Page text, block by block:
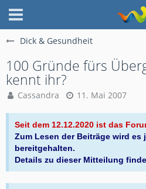
Dick & Gesundheit
100 Gründe fürs
kennt ihr?
Cassandra 11. Mai 2007
Seit dem 12.12.2020 ist das
Zum Lesen der Beiträge wird es
bereitgehalten.
Details zu dieser Mitteilung